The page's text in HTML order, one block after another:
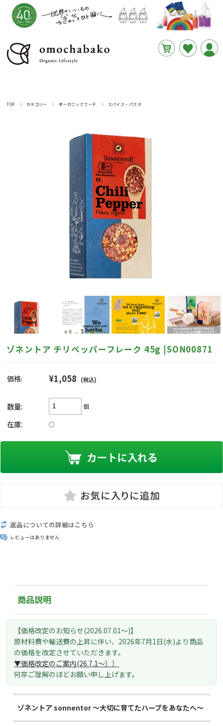
TOP カテゴリー オーガニックフード スパイス・パスタ
ゾネントア チリペッパーフレーク 45g |SON00871
価格: ¥1,058 (税込)
数量: 個
在庫: ○
返品についての詳細はこちら
レビューはありません
商品説明
【価格改定のお知らせ(2026.07.01～)】
原材料費や輸送費の上昇に伴い、 2026年7月1日(水)より 商品
の価格を改定させていただきます。
▼価格改定のご案内(26.7.1～））
何卒ご理解のほどお願い申し上げます。
ゾネントア sonnentor ～大切に育てたハーブをあなたへ～